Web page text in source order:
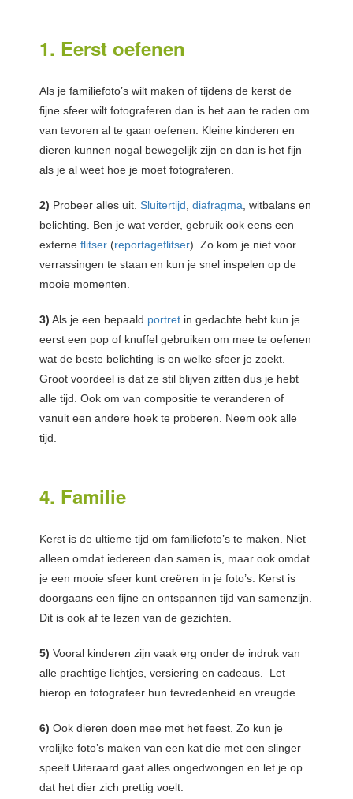
1. Eerst oefenen
Als je familiefoto’s wilt maken of tijdens de kerst de
fijne sfeer wilt fotograferen dan is het aan te raden om
van tevoren al te gaan oefenen. Kleine kinderen en
dieren kunnen nogal bewegelijk zijn en dan is het fijn
als je al weet hoe je moet fotograferen.
2) Probeer alles uit. Sluitertijd, diafragma, witbalans en
belichting. Ben je wat verder, gebruik ook eens een
externe flitser (reportageflitser). Zo kom je niet voor
verrassingen te staan en kun je snel inspelen op de
mooie momenten.
3) Als je een bepaald portret in gedachte hebt kun je
eerst een pop of knuffel gebruiken om mee te oefenen
wat de beste belichting is en welke sfeer je zoekt.
Groot voordeel is dat ze stil blijven zitten dus je hebt
alle tijd. Ook om van compositie te veranderen of
vanuit een andere hoek te proberen. Neem ook alle
tijd.
4. Familie
Kerst is de ultieme tijd om familiefoto’s te maken. Niet
alleen omdat iedereen dan samen is, maar ook omdat
je een mooie sfeer kunt creëren in je foto’s. Kerst is
doorgaans een fijne en ontspannen tijd van samenzijn.
Dit is ook af te lezen van de gezichten.
5) Vooral kinderen zijn vaak erg onder de indruk van
alle prachtige lichtjes, versiering en cadeaus. Let
hierop en fotografeer hun tevredenheid en vreugde.
6) Ook dieren doen mee met het feest. Zo kun je
vrolijke foto’s maken van een kat die met een slinger
speelt.Uiteraard gaat alles ongedwongen en let je op
dat het dier zich prettig voelt.